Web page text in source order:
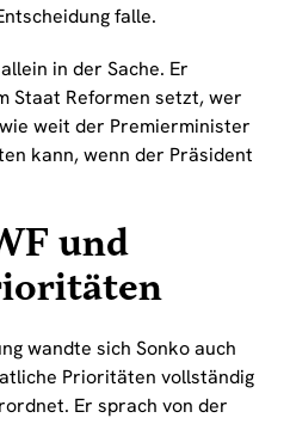
falle.
in der Sache. Er
Staat Reformen setzt, wer
weit der Premierminister
kann, wenn der Präsident
und
wandte sich Sonko auch
Prioritäten vollständig
Er sprach von der